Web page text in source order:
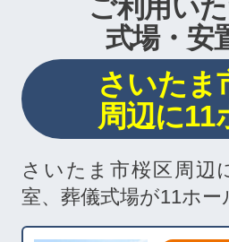
ご利用い
式場・安
さいたま
周辺に11
さいたま市桜区周辺
室、葬儀式場が11ホー